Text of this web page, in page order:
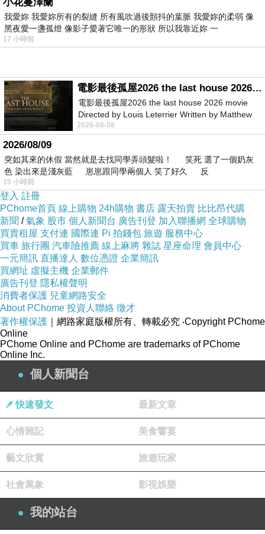
S.M(共三色)-3000271
【 TOKYO
FASHION 】
我愛妳 我愛妳所有的裂縫 所有風吹過後顫抖的葉脈 我愛妳的柔弱 像
黑夜愛一盞孤燈 像影子愛著它唯一的形狀 所以我靠近妳 一
17 小時前
電影最後孤屋2026 the last house 2026 movie
電影最後孤屋2026 the last house 2026 movie
Directed by Louis Leterrier Written by Matthew
Robinson Starring Greta Lee Wa
2026-08-08
2026/08/09
突如其來的休假 當然就是去找同學弄頭髮啦！ 笑死 選了一個奶灰
色 染出來是淺灰藍 崽崽跟同學兩個人 笑了好久 反
15 小時前
登入 註冊
PChome首頁 線上購物 24h購物 書店 露天拍賣 比比昂代購
新聞 /氣象 股市 個人新聞台 廣告刊登 加入聯播網 全球購物
買賣租屋 支付連 國際連 Pi 拍錢包 旅遊 服務中心
買車 旅行團 汽車險推薦 線上麻將 雜誌 星座命理 會員中心
一元簡訊 直播達人 數位憑證 企業簡訊
買網址 虛擬主機 企業郵件
廣告刊登 隱私權聲明
消費者保護 兒童網路安全
About PChome 投資人聯絡 徵才
著作權保護 ｜網路家庭版權所有、轉載必究 ‧Copyright PChome
Online
PChome Online and PChome are trademarks of PChome
Online Inc.
個人新聞台
快速發文 最新文章
心情雜記 美食饗宴
藝文欣賞 旅遊玩家
社會萬象 影視娛樂
我的站台